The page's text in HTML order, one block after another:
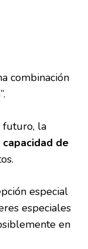
combinación
futuro, la
capacidad de
especial
especiales
en